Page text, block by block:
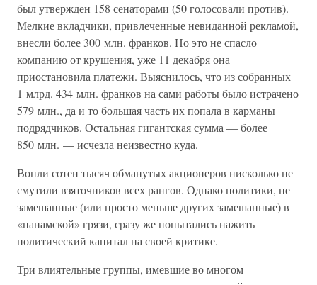
был утвержден 158 сенаторами (50 голосовали против).
Мелкие вкладчики, привлеченные невиданной рекламой,
внесли более 300 млн. франков. Но это не спасло
компанию от крушения, уже 11 декабря она
приостановила платежи. Выяснилось, что из собранных
1 млрд. 434 млн. франков на сами работы было истрачено
579 млн., да и то большая часть их попала в карманы
подрядчиков. Остальная гигантская сумма — более
850 млн. — исчезла неизвестно куда.
Вопли сотен тысяч обманутых акционеров нисколько не
смутили взяточников всех рангов. Однако политики, не
замешанные (или просто меньше других замешанные) в
«панамской» грязи, сразу же попытались нажить
политический капитал на своей критике.
Три влиятельные группы, имевшие во многом